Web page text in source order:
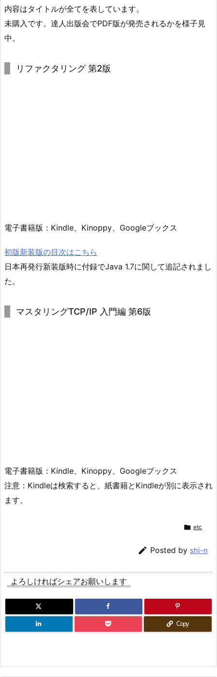
内容はタイトルが全てを表しています。
未購入です。達人出版会でPDF版が発売されるかを様子見
中。
リファクタリング 第2版
電子書籍版：Kindle、Kinoppy、Googleブックス
初版新装版の目次はこちら
日本再発行新装版時に付録でJava 1.7に関して追記されまし
た。
マスタリングTCP/IP 入門編 第6版
電子書籍版：Kindle、Kinoppy、Googleブックス
注意：Kindleは検索すると、紙書籍とKindleが別に表示され
ます。
 etc
 Posted by shi-n
よろしければシェアお願いします
Copy